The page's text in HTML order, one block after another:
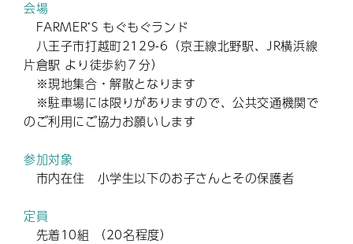
会場
FARMER‘S もぐもぐランド
八王子市打越町2129-6（京王線北野駅、JR横浜線
片倉駅 より徒歩約７分）
※現地集合・解散となります
※駐車場には限りがありますので、公共交通機関で
のご利用にご協力お願いします
参加対象
市内在住 小学生以下のお子さんとその保護者
定員
先着10組 （20名程度）